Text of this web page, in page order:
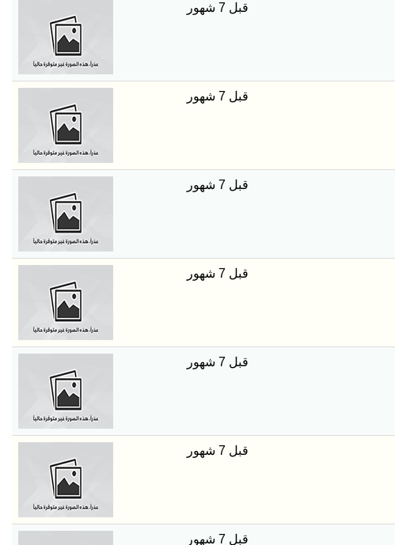
قبل 7 شهور
قبل 7 شهور
قبل 7 شهور
قبل 7 شهور
قبل 7 شهور
قبل 7 شهور
قبل 7 شهور